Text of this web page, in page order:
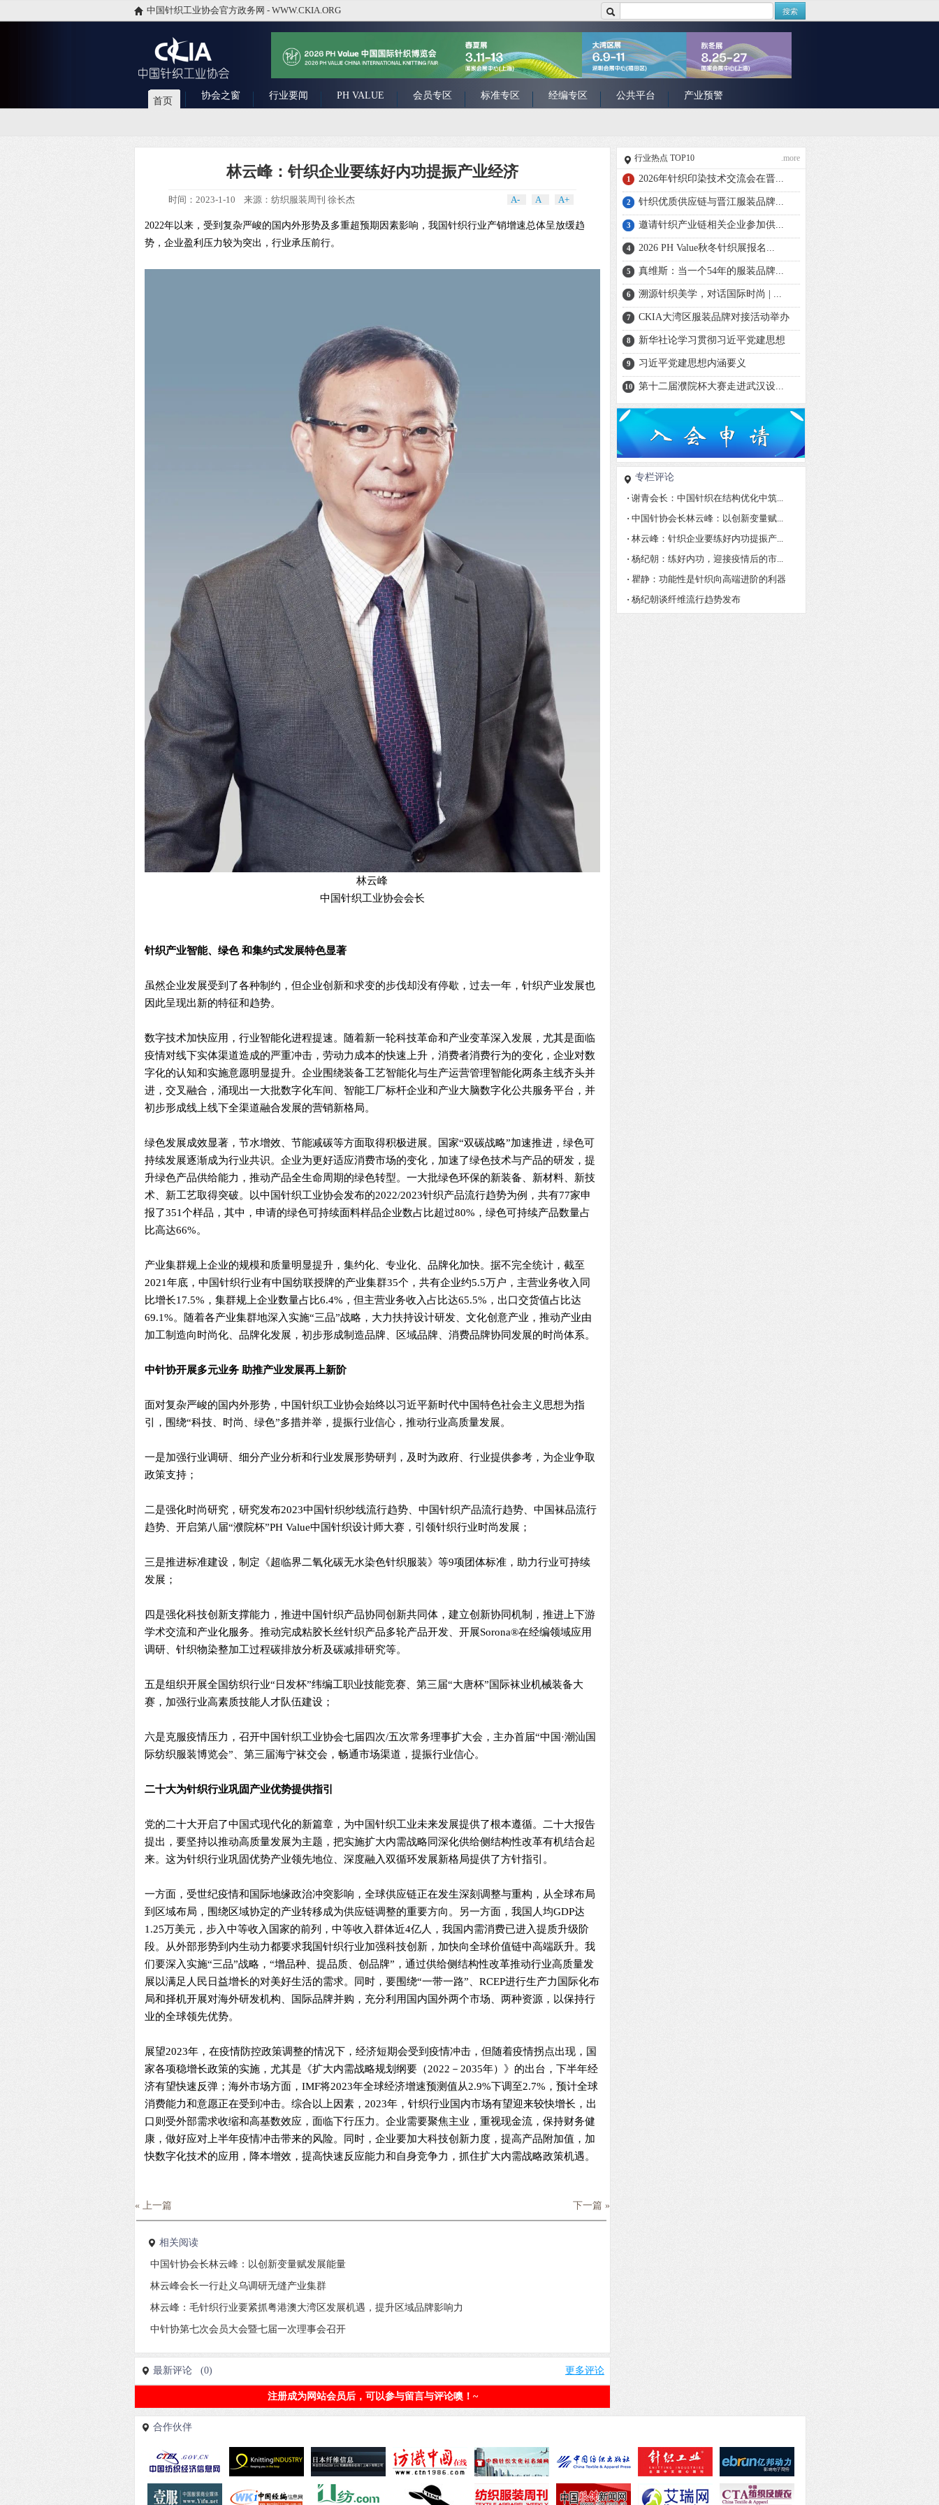
中国针织工业协会官方政务网 - WWW.CKIA.ORG 搜索
首页
协会之窗 行业要闻 PH VALUE 会员专区 标准专区 经编专区 公共平台 产业预警
林云峰：针织企业要练好内功提振产业经济
时间：2023-1-10 来源：纺织服装周刊 徐长杰 A- A A+
2022年以来，受到复杂严峻的国内外形势及多重超预期因素影响，我国针织行业产销增速总体呈放缓趋
势，企业盈利压力较为突出，行业承压前行。
林云峰
中国针织工业协会会长
针织产业智能、绿色 和集约式发展特色显著
虽然企业发展受到了各种制约，但企业创新和求变的步伐却没有停歇，过去一年，针织产业发展也
因此呈现出新的特征和趋势。
数字技术加快应用，行业智能化进程提速。随着新一轮科技革命和产业变革深入发展，尤其是面临
疫情对线下实体渠道造成的严重冲击，劳动力成本的快速上升，消费者消费行为的变化，企业对数
字化的认知和实施意愿明显提升。企业围绕装备工艺智能化与生产运营管理智能化两条主线齐头并
进，交叉融合，涌现出一大批数字化车间、智能工厂标杆企业和产业大脑数字化公共服务平台，并
初步形成线上线下全渠道融合发展的营销新格局。
绿色发展成效显著，节水增效、节能减碳等方面取得积极进展。国家“双碳战略”加速推进，绿色可
持续发展逐渐成为行业共识。企业为更好适应消费市场的变化，加速了绿色技术与产品的研发，提
升绿色产品供给能力，推动产品全生命周期的绿色转型。一大批绿色环保的新装备、新材料、新技
术、新工艺取得突破。以中国针织工业协会发布的2022/2023针织产品流行趋势为例，共有77家申
报了351个样品，其中，申请的绿色可持续面料样品企业数占比超过80%，绿色可持续产品数量占
比高达66%。
产业集群规上企业的规模和质量明显提升，集约化、专业化、品牌化加快。据不完全统计，截至
2021年底，中国针织行业有中国纺联授牌的产业集群35个，共有企业约5.5万户，主营业务收入同
比增长17.5%，集群规上企业数量占比6.4%，但主营业务收入占比达65.5%，出口交货值占比达
69.1%。随着各产业集群地深入实施“三品”战略，大力扶持设计研发、文化创意产业，推动产业由
加工制造向时尚化、品牌化发展，初步形成制造品牌、区域品牌、消费品牌协同发展的时尚体系。
中针协开展多元业务 助推产业发展再上新阶
面对复杂严峻的国内外形势，中国针织工业协会始终以习近平新时代中国特色社会主义思想为指
引，围绕“科技、时尚、绿色”多措并举，提振行业信心，推动行业高质量发展。
一是加强行业调研、细分产业分析和行业发展形势研判，及时为政府、行业提供参考，为企业争取
政策支持；
二是强化时尚研究，研究发布2023中国针织纱线流行趋势、中国针织产品流行趋势、中国袜品流行
趋势、开启第八届“濮院杯”PH Value中国针织设计师大赛，引领针织行业时尚发展；
三是推进标准建设，制定《超临界二氧化碳无水染色针织服装》等9项团体标准，助力行业可持续
发展；
四是强化科技创新支撑能力，推进中国针织产品协同创新共同体，建立创新协同机制，推进上下游
学术交流和产业化服务。推动完成粘胶长丝针织产品多轮产品开发、开展Sorona®在经编领域应用
调研、针织物染整加工过程碳排放分析及碳减排研究等。
五是组织开展全国纺织行业“日发杯”纬编工职业技能竞赛、第三届“大唐杯”国际袜业机械装备大
赛，加强行业高素质技能人才队伍建设；
六是克服疫情压力，召开中国针织工业协会七届四次/五次常务理事扩大会，主办首届“中国·潮汕国
际纺织服装博览会”、第三届海宁袜交会，畅通市场渠道，提振行业信心。
二十大为针织行业巩固产业优势提供指引
党的二十大开启了中国式现代化的新篇章，为中国针织工业未来发展提供了根本遵循。二十大报告
提出，要坚持以推动高质量发展为主题，把实施扩大内需战略同深化供给侧结构性改革有机结合起
来。这为针织行业巩固优势产业领先地位、深度融入双循环发展新格局提供了方针指引。
一方面，受世纪疫情和国际地缘政治冲突影响，全球供应链正在发生深刻调整与重构，从全球布局
到区域布局，围绕区域协定的产业转移成为供应链调整的重要方向。另一方面，我国人均GDP达
1.25万美元，步入中等收入国家的前列，中等收入群体近4亿人，我国内需消费已进入提质升级阶
段。从外部形势到内生动力都要求我国针织行业加强科技创新，加快向全球价值链中高端跃升。我
们要深入实施“三品”战略，“增品种、提品质、创品牌”，通过供给侧结构性改革推动行业高质量发
展以满足人民日益增长的对美好生活的需求。同时，要围绕“一带一路”、RCEP进行生产力国际化布
局和择机开展对海外研发机构、国际品牌并购，充分利用国内国外两个市场、两种资源，以保持行
业的全球领先优势。
展望2023年，在疫情防控政策调整的情况下，经济短期会受到疫情冲击，但随着疫情拐点出现，国
家各项稳增长政策的实施，尤其是《扩大内需战略规划纲要（2022－2035年）》的出台，下半年经
济有望快速反弹；海外市场方面，IMF将2023年全球经济增速预测值从2.9%下调至2.7%，预计全球
消费能力和意愿正在受到冲击。综合以上因素，2023年，针织行业国内市场有望迎来较快增长，出
口则受外部需求收缩和高基数效应，面临下行压力。企业需要聚焦主业，重视现金流，保持财务健
康，做好应对上半年疫情冲击带来的风险。同时，企业要加大科技创新力度，提高产品附加值，加
快数字化技术的应用，降本增效，提高快速反应能力和自身竞争力，抓住扩大内需战略政策机遇。
« 上一篇 下一篇 »
相关阅读
中国针协会长林云峰：以创新变量赋发展能量
林云峰会长一行赴义乌调研无缝产业集群
林云峰：毛针织行业要紧抓粤港澳大湾区发展机遇，提升区域品牌影响力
中针协第七次会员大会暨七届一次理事会召开
最新评论 (0) 更多评论
注册成为网站会员后，可以参与留言与评论噢！~
行业热点 TOP10 .more
1 2026年针织印染技术交流会在晋...
2 针织优质供应链与晋江服装品牌...
3 邀请针织产业链相关企业参加供...
4 2026 PH Value秋冬针织展报名...
5 真维斯：当一个54年的服装品牌...
6 溯源针织美学，对话国际时尚 | ...
7 CKIA大湾区服装品牌对接活动举办
8 新华社论学习贯彻习近平党建思想
9 习近平党建思想内涵要义
10 第十二届濮院杯大赛走进武汉设...
专栏评论
· 谢青会长：中国针织在结构优化中筑...
· 中国针协会长林云峰：以创新变量赋...
· 林云峰：针织企业要练好内功提振产...
· 杨纪朝：练好内功，迎接疫情后的市...
· 瞿静：功能性是针织向高端进阶的利器
· 杨纪朝谈纤维流行趋势发布
合作伙伴